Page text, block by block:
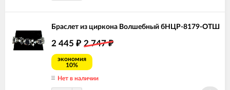
Браслет из циркона Волшебный бНЦР-8179-ОТШ
2 445 ₽ 2 747₽
экономия
10%
Нет в наличии